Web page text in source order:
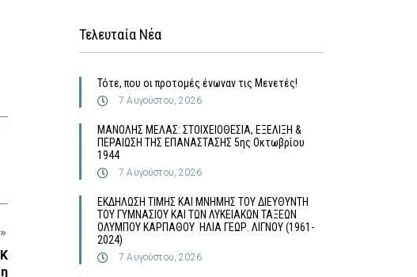
Τελευταία Νέα
Τότε, που οι προτομές ένωναν τις Μενετές!
7 Αυγούστου, 2026
MΑΝΟΛΗΣ ΜΕΛΑΣ: ΣΤΟΙΧΕΙΟΘΕΣΙΑ, ΕΞΕΛΙΞΗ &
ΠΕΡΑΙΩΣΗ ΤΗΣ ΕΠΑΝΑΣΤΑΣΗΣ 5ης Οκτωβρίου
1944
7 Αυγούστου, 2026
ΕΚΔΗΛΩΣΗ ΤΙΜΗΣ ΚΑΙ ΜΝΗΜΗΣ ΤΟΥ ΔΙΕΥΘΥΝΤΗ
ΤΟΥ ΓΥΜΝΑΣΙΟΥ ΚΑΙ ΤΩΝ ΛΥΚΕΙΑΚΩΝ ΤΑΞΕΩΝ
ΟΛΥΜΠΟΥ ΚΑΡΠΑΘΟΥ ΗΛΙΑ ΓΕΩΡ. ΛΙΓΝΟΥ (1961-
2024)
7 Αυγούστου, 2026